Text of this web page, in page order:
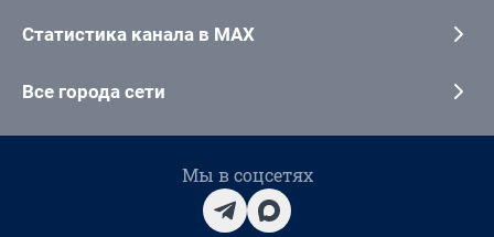
Статистика канала в MAX
Все города сети
Мы в соцсетях